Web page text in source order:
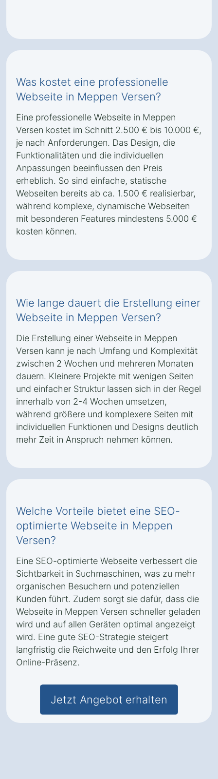
Was kostet eine professionelle
Webseite in Meppen Versen?
Eine professionelle Webseite in Meppen
Versen kostet im Schnitt 2.500 € bis 10.000 €,
je nach Anforderungen. Das Design, die
Funktionalitäten und die individuellen
Anpassungen beeinflussen den Preis
erheblich. So sind einfache, statische
Webseiten bereits ab ca. 1.500 € realisierbar,
während komplexe, dynamische Webseiten
mit besonderen Features mindestens 5.000 €
kosten können.
Wie lange dauert die Erstellung einer
Webseite in Meppen Versen?
Die Erstellung einer Webseite in Meppen
Versen kann je nach Umfang und Komplexität
zwischen 2 Wochen und mehreren Monaten
dauern. Kleinere Projekte mit wenigen Seiten
und einfacher Struktur lassen sich in der Regel
innerhalb von 2-4 Wochen umsetzen,
während größere und komplexere Seiten mit
individuellen Funktionen und Designs deutlich
mehr Zeit in Anspruch nehmen können.
Welche Vorteile bietet eine SEO-
optimierte Webseite in Meppen
Versen?
Eine SEO-optimierte Webseite verbessert die
Sichtbarkeit in Suchmaschinen, was zu mehr
organischen Besuchern und potenziellen
Kunden führt. Zudem sorgt sie dafür, dass die
Webseite in Meppen Versen schneller geladen
wird und auf allen Geräten optimal angezeigt
wird. Eine gute SEO-Strategie steigert
langfristig die Reichweite und den Erfolg Ihrer
Online-Präsenz.
Jetzt Angebot erhalten